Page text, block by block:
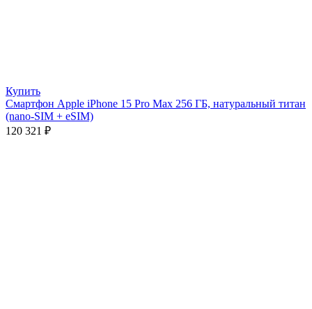
Купить
Смартфон Apple iPhone 15 Pro Max 256 ГБ, натуральный титан
(nano-SIM + eSIM)
120 321 ₽